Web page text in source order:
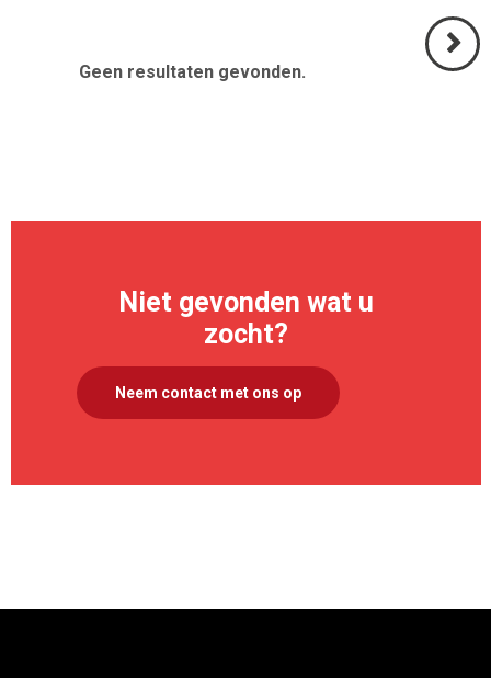
Geen resultaten gevonden.
Niet gevonden wat u
zocht?
Neem contact met ons op